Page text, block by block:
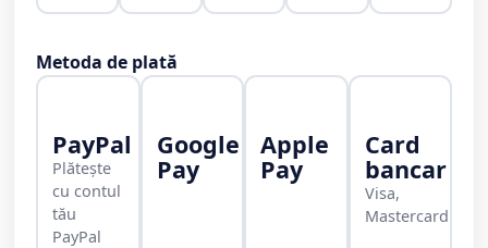
Metoda de plată
PayPal
Plătește
cu contul
tău
PayPal
Google
Pay
Apple
Pay
Card
bancar
Visa,
Mastercard